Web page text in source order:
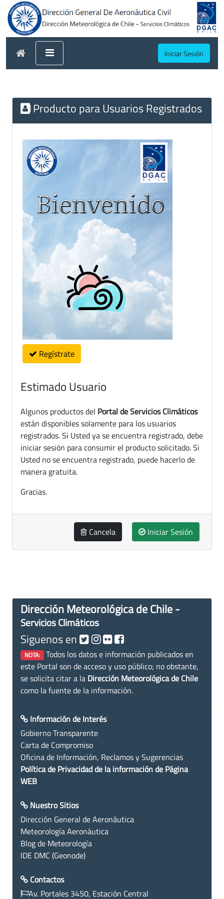
Iniciar Sesión
Producto para Usuarios Registrados
Regístrate
Estimado Usuario
Algunos productos del Portal de Servicios Climáticos
están disponibles solamente para los usuarios
registrados. Si Usted ya se encuentra registrado, debe
iniciar sesión para consumir el producto solicitado. Si
Usted no se encuentra registrado, puede hacerlo de
manera gratuita.
Gracias.
Cancela Iniciar Sesión
Dirección Meteorológica de Chile -
Servicios Climáticos
Siguenos en
NOTA: Todos los datos e información publicados en
este Portal son de acceso y uso público; no obstante,
se solicita citar a la Dirección Meteorológica de Chile
como la fuente de la información.
Información de Interés
Gobierno Transparente
Carta de Compromiso
Oficina de Información, Reclamos y Sugerencias
Política de Privacidad de la información de Página
WEB
Nuestro Sitios
Dirección General de Aeronáutica
Meteorología Aeronáutica
Blog de Meteorología
IDE DMC (Geonode)
Contactos
Av. Portales 3450, Estación Central